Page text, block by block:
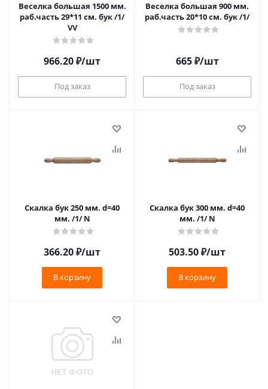
Веселка большая 1500 мм.
раб.часть 29*11 см. бук /1/
VV
966.20₽/шт
Под заказ
Веселка большая 900 мм.
раб.часть 20*10 см. бук /1/
665₽/шт
Под заказ
Скалка бук 250 мм. d=40
мм. /1/ N
366.20₽/шт
В корзину
Скалка бук 300 мм. d=40
мм. /1/ N
503.50₽/шт
В корзину